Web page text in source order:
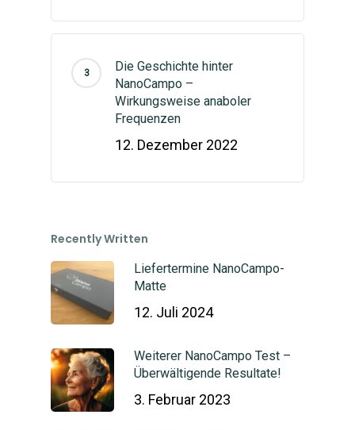
Die Geschichte hinter
NanoCampo –
Wirkungsweise anaboler
Frequenzen
12. Dezember 2022
Recently Written
Liefertermine NanoCampo-
Matte
12. Juli 2024
Weiterer NanoCampo Test –
Überwältigende Resultate!
3. Februar 2023